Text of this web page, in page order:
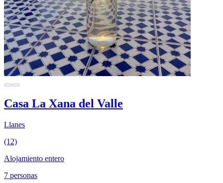
Casa La Xana del Valle
Llanes
(12)
Alojamiento entero
7 personas